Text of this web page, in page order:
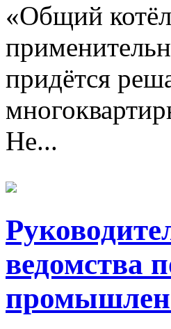
«Общий
придётся
Не...
ведомства